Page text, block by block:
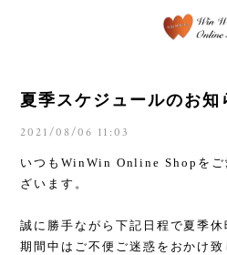
夏季スケジュールのお知
2021/08/06 11:03
いつもWinWin Online Shopをご
ざいます。
誠に勝手ながら下記日程で夏季休
期間中はご不便ご迷惑をおかけ